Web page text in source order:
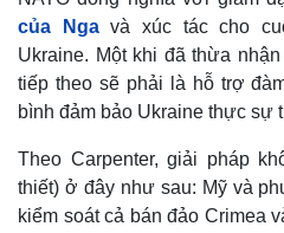
của Ngavà xúc tác cho
Ukraine. Một khi đã thừa
tiếp theo sẽ phải là hỗ trợ
bình đảm bảo Ukraine thực sự
Theo Carpenter, giải pháp
thiết) ở đây như sau: Mỹ và
kiểm soát cả bán đảo Crimea